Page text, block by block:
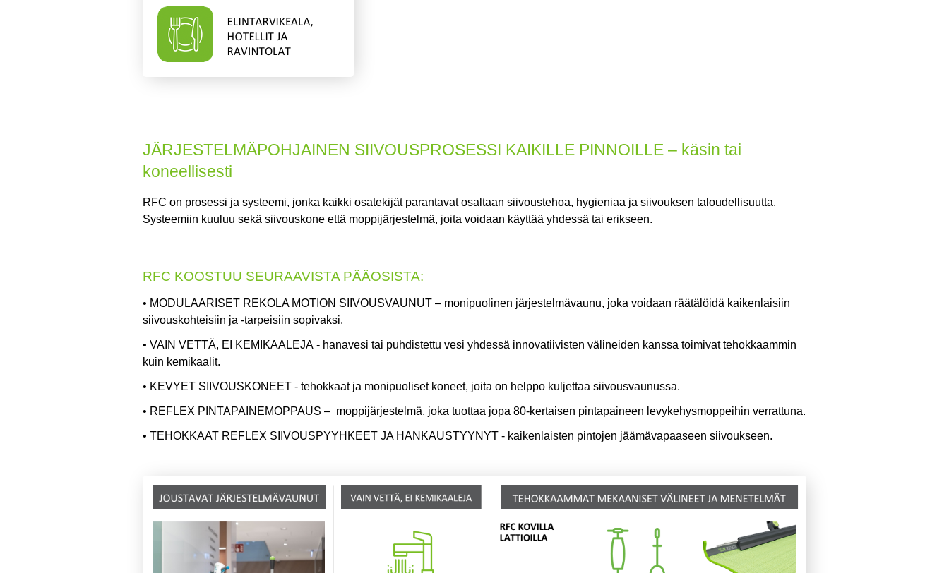
JÄRJESTELMÄPOHJAINEN SIIVOUSPROSESSI KAIKILLE PINNOILLE – käsin tai
koneellisesti
RFC on prosessi ja systeemi, jonka kaikki osatekijät parantavat osaltaan siivoustehoa, hygieniaa ja siivouksen taloudellisuutta.
Systeemiin kuuluu sekä siivouskone että moppijärjestelmä, joita voidaan käyttää yhdessä tai erikseen.
RFC KOOSTUU SEURAAVISTA PÄÄOSISTA:
• MODULAARISET REKOLA MOTION SIIVOUSVAUNUT – monipuolinen järjestelmävaunu, joka voidaan räätälöidä kaikenlaisiin
siivouskohteisiin ja -tarpeisiin sopivaksi.
• VAIN VETTÄ, EI KEMIKAALEJA - hanavesi tai puhdistettu vesi yhdessä innovatiivisten välineiden kanssa toimivat tehokkaammin
kuin kemikaalit.
• KEVYET SIIVOUSKONEET - tehokkaat ja monipuoliset koneet, joita on helppo kuljettaa siivousvaunussa.
• REFLEX PINTAPAINEMOPPAUS – moppijärjestelmä, joka tuottaa jopa 80-kertaisen pintapaineen levykehysmoppeihin verrattuna.
• TEHOKKAAT REFLEX SIIVOUSPYYHKEET JA HANKAUSTYYNYT - kaikenlaisten pintojen jäämävapaaseen siivoukseen.